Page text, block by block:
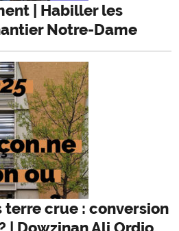
| Habiller les
Notre-Dame
terre crue : conversion
| Dowzinan Ali Ordjo,